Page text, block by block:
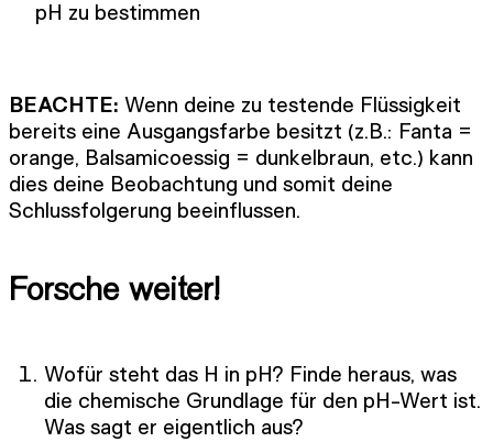
pH zu bestimmen
BEACHTE: Wenn deine zu testende Flüssigkeit
bereits eine Ausgangsfarbe besitzt (z.B.: Fanta =
orange, Balsamicoessig = dunkelbraun, etc.) kann
dies deine Beobachtung und somit deine
Schlussfolgerung beeinflussen.
Forsche weiter!
Wofür steht das H in pH? Finde heraus, was
die chemische Grundlage für den pH-Wert ist.
Was sagt er eigentlich aus?